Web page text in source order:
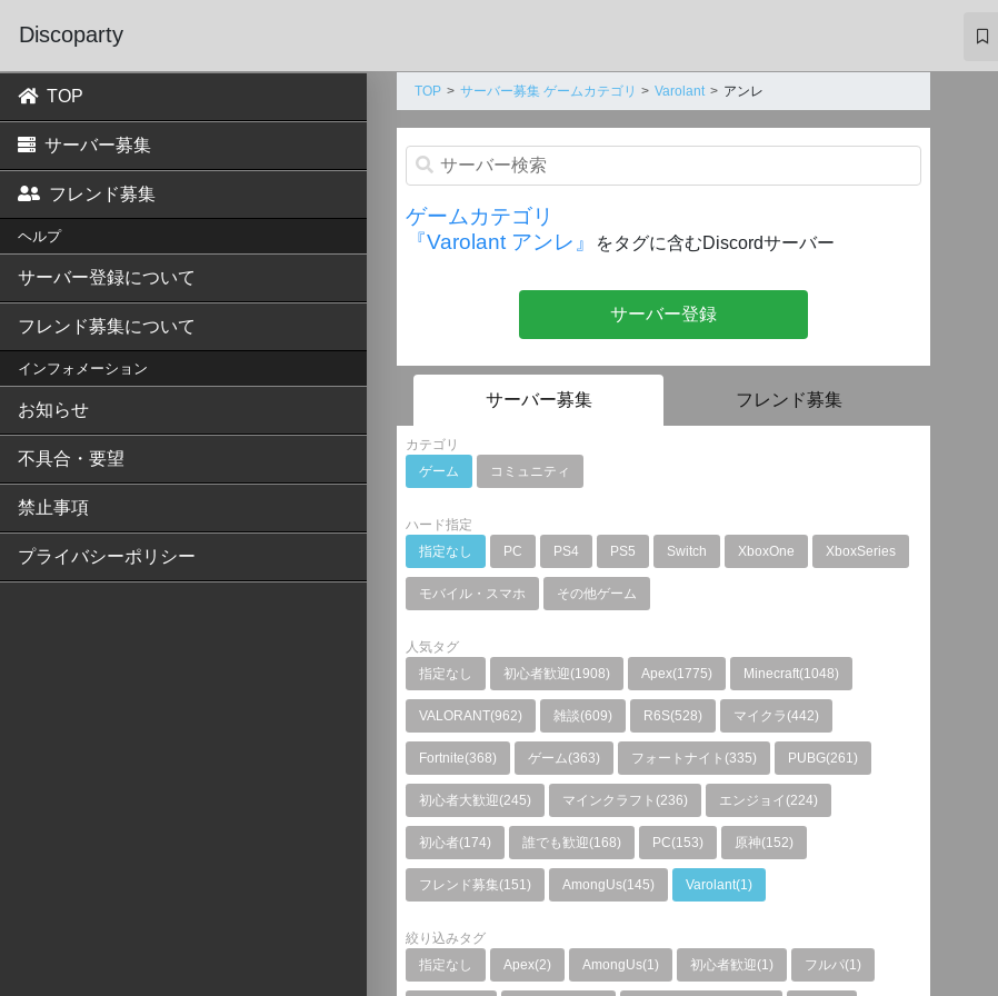
Discoparty
TOP
サーバー募集
フレンド募集
ヘルプ
サーバー登録について
フレンド募集について
インフォメーション
お知らせ
不具合・要望
禁止事項
プライバシーポリシー
TOP サーバー募集 ゲームカテゴリ Varolant アンレ
ゲームカテゴリ
『Varolant アンレ』
をタグに含むDiscordサーバー
サーバー登録
サーバー募集 フレンド募集
カテゴリ
ゲーム
コミュニティ
ハード指定
指定なし
PC PS4 PS5 Switch XboxOne XboxSeries
モバイル・スマホ その他ゲーム
人気タグ
指定なし
初心者歓迎(1908) Apex(1775) Minecraft(1048)
VALORANT(962) 雑談(609) R6S(528) マイクラ(442)
Fortnite(368) ゲーム(363) フォートナイト(335) PUBG(261)
初心者大歓迎(245) マインクラフト(236) エンジョイ(224)
初心者(174) 誰でも歓迎(168) PC(153) 原神(152)
フレンド募集(151) AmongUs(145) Varolant(1)
絞り込みタグ
指定なし
Apex(2) AmongUs(1) 初心者歓迎(1) フルパ(1)